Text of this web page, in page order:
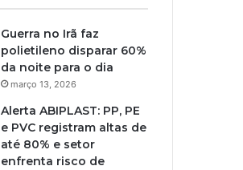
Guerra no Irã faz
polietileno disparar 60%
da noite para o dia
março 13, 2026
Alerta ABIPLAST: PP, PE
e PVC registram altas de
até 80% e setor
enfrenta risco de